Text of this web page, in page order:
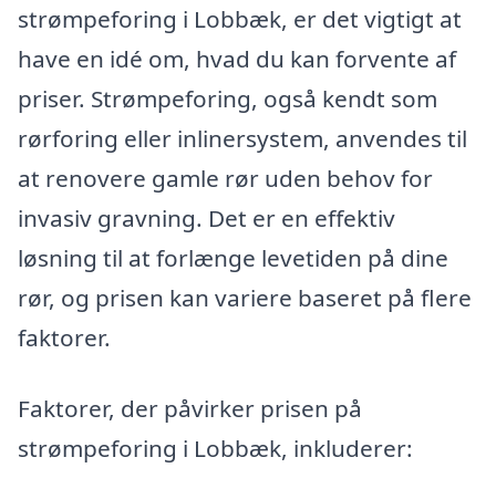
strømpeforing i Lobbæk, er det vigtigt at
have en idé om, hvad du kan forvente af
priser. Strømpeforing, også kendt som
rørforing eller inlinersystem, anvendes til
at renovere gamle rør uden behov for
invasiv gravning. Det er en effektiv
løsning til at forlænge levetiden på dine
rør, og prisen kan variere baseret på flere
faktorer.
Faktorer, der påvirker prisen på
strømpeforing i Lobbæk, inkluderer: